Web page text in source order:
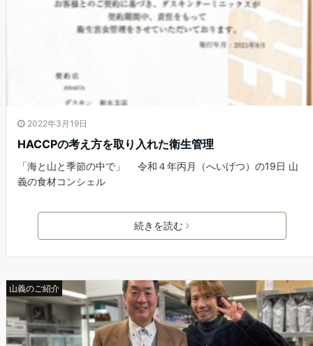
2022年3月19日
HACCPの考え方を取り入れた衛生管理
「海と山と季節の中で」 令和４年丙月（へいげつ）の19日 山
義の食材コンシェル
続きを読む
山義のご紹介